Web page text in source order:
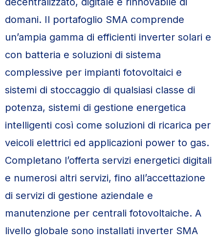
domani. Il portafoglio SMA comprende
un’ampia gamma di efficienti inverter solari e
con batteria e soluzioni di sistema
complessive per impianti fotovoltaici e
sistemi di stoccaggio di qualsiasi classe di
potenza, sistemi di gestione energetica
intelligenti così come soluzioni di ricarica per
veicoli elettrici ed applicazioni power to gas.
Completano l’offerta servizi energetici digitali
e numerosi altri servizi, fino all’accettazione
di servizi di gestione aziendale e
manutenzione per centrali fotovoltaiche. A
livello globale sono installati inverter SMA